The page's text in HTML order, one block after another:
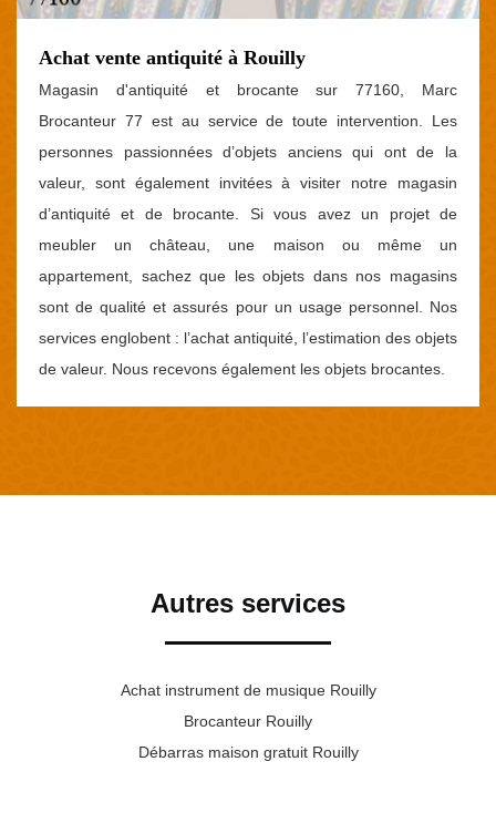
Achat vente antiquité à Rouilly
Magasin d'antiquité et brocante sur 77160, Marc
Brocanteur 77 est au service de toute intervention. Les
personnes passionnées d’objets anciens qui ont de la
valeur, sont également invitées à visiter notre magasin
d’antiquité et de brocante. Si vous avez un projet de
meubler un château, une maison ou même un
appartement, sachez que les objets dans nos magasins
sont de qualité et assurés pour un usage personnel. Nos
services englobent : l’achat antiquité, l’estimation des objets
de valeur. Nous recevons également les objets brocantes.
Autres services
Achat instrument de musique Rouilly
Brocanteur Rouilly
Débarras maison gratuit Rouilly